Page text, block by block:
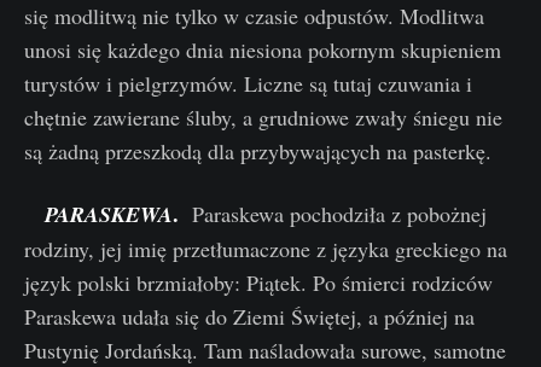
się modlitwą nie tylko w czasie odpustów. Modlitwa
unosi się każdego dnia niesiona pokornym skupieniem
turystów i pielgrzymów. Liczne są tutaj czuwania i
chętnie zawierane śluby, a grudniowe zwały śniegu nie
są żadną przeszkodą dla przybywających na pasterkę.
PARASKEWA. Paraskewa pochodziła z pobożnej
rodziny, jej imię przetłumaczone z języka greckiego na
język polski brzmiałoby: Piątek. Po śmierci rodziców
Paraskewa udała się do Ziemi Świętej, a później na
Pustynię Jordańską. Tam naśladowała surowe, samotne